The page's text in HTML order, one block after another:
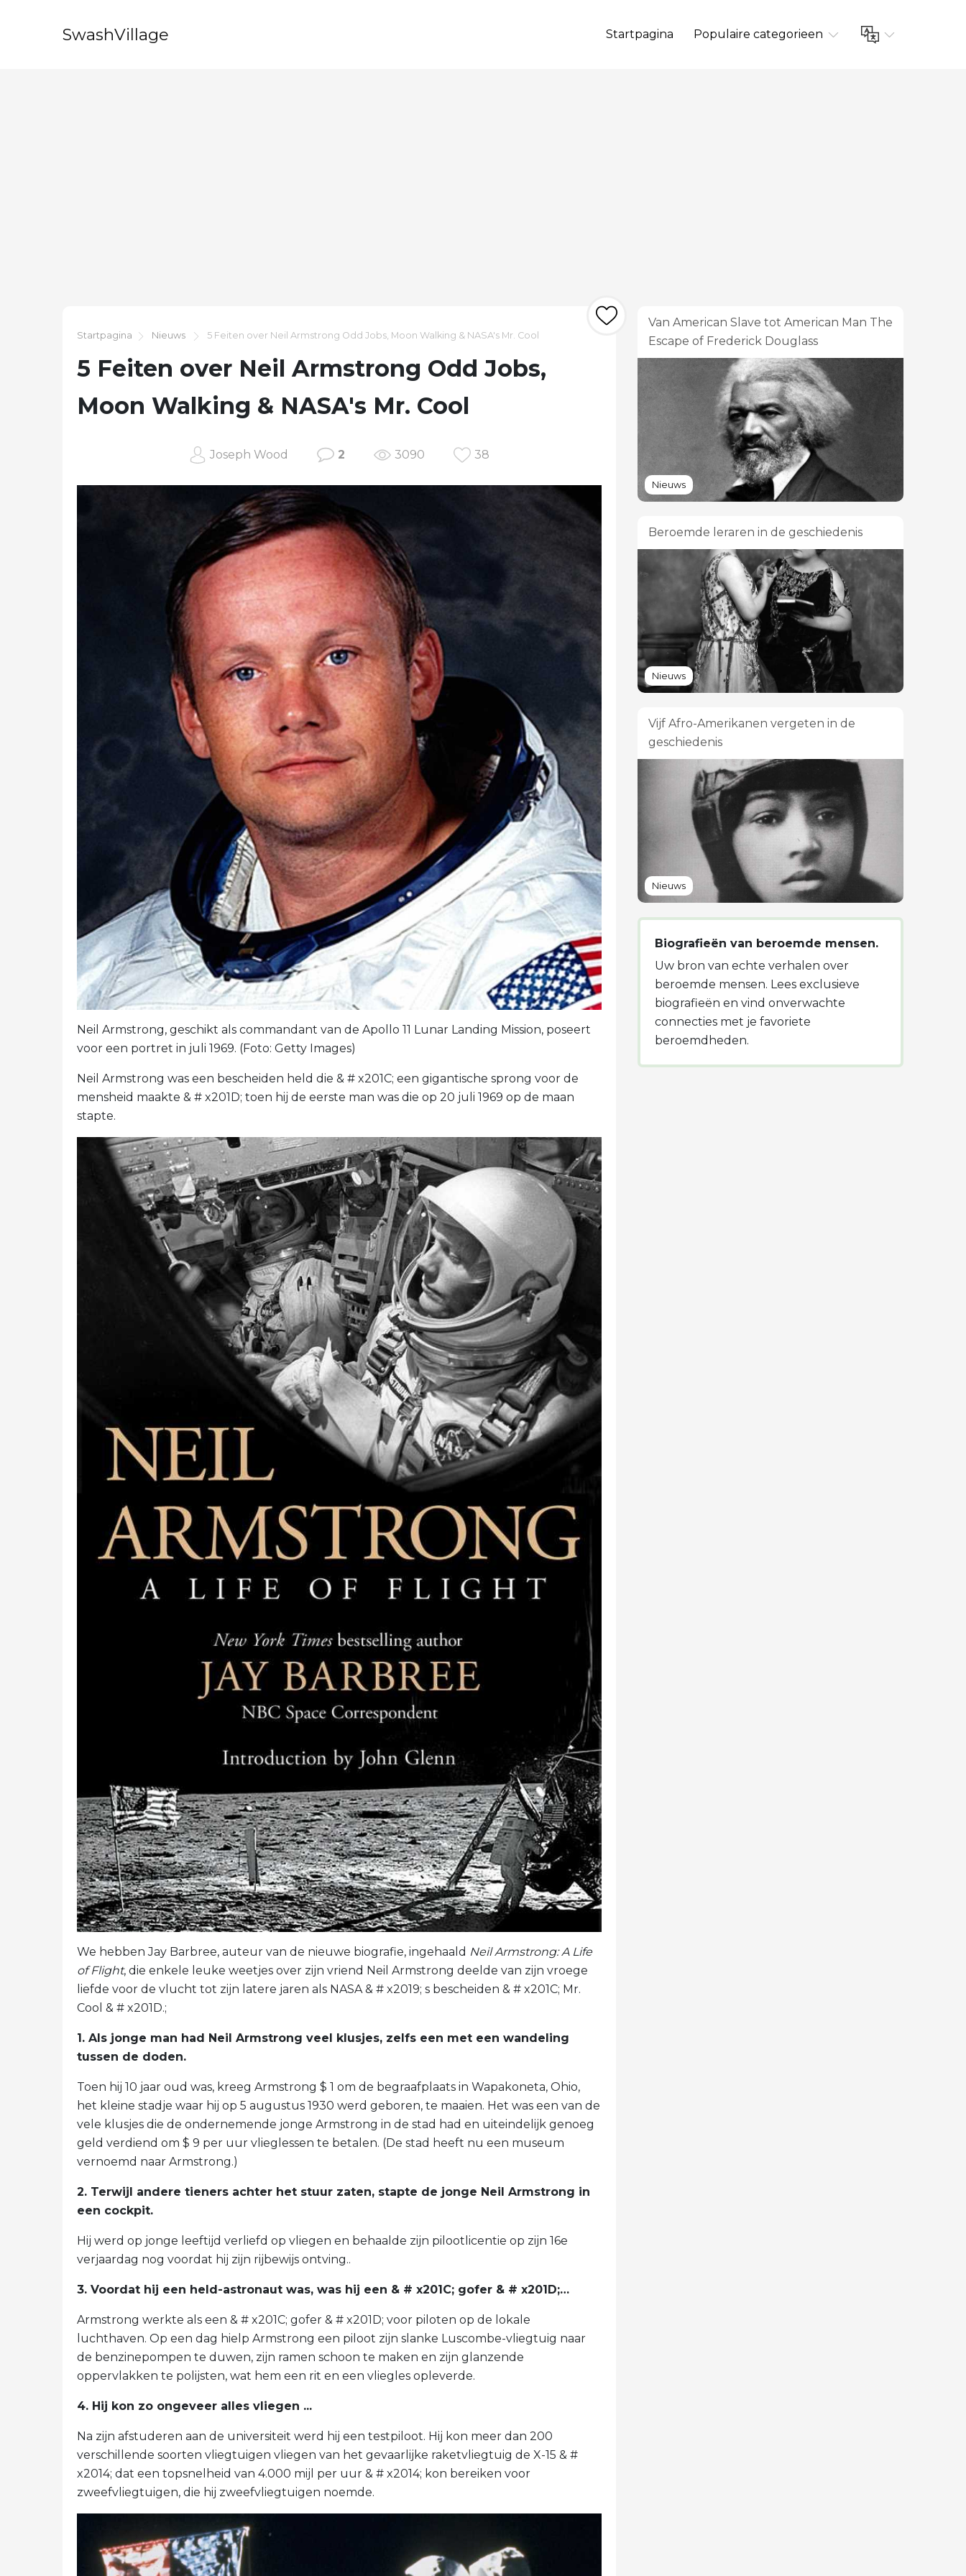
SwashVillage Startpagina Populaire categorieen
Startpagina Nieuws 5 Feiten over Neil Armstrong Odd Jobs, Moon Walking & NASA's Mr. Cool
5 Feiten over Neil Armstrong Odd Jobs,
Moon Walking & NASA's Mr. Cool
Joseph Wood 2 3090 38
Neil Armstrong, geschikt als commandant van de Apollo 11 Lunar Landing Mission, poseert
voor een portret in juli 1969. (Foto: Getty Images)
Neil Armstrong was een bescheiden held die & # x201C; een gigantische sprong voor de
mensheid maakte & # x201D; toen hij de eerste man was die op 20 juli 1969 op de maan
stapte.
We hebben Jay Barbree, auteur van de nieuwe biografie, ingehaald Neil Armstrong: A Life
of Flight, die enkele leuke weetjes over zijn vriend Neil Armstrong deelde van zijn vroege
liefde voor de vlucht tot zijn latere jaren als NASA & # x2019; s bescheiden & # x201C; Mr.
Cool & # x201D.;
1. Als jonge man had Neil Armstrong veel klusjes, zelfs een met een wandeling
tussen de doden.
Toen hij 10 jaar oud was, kreeg Armstrong $ 1 om de begraafplaats in Wapakoneta, Ohio,
het kleine stadje waar hij op 5 augustus 1930 werd geboren, te maaien. Het was een van de
vele klusjes die de ondernemende jonge Armstrong in de stad had en uiteindelijk genoeg
geld verdiend om $ 9 per uur vlieglessen te betalen. (De stad heeft nu een museum
vernoemd naar Armstrong.)
2. Terwijl andere tieners achter het stuur zaten, stapte de jonge Neil Armstrong in
een cockpit.
Hij werd op jonge leeftijd verliefd op vliegen en behaalde zijn pilootlicentie op zijn 16e
verjaardag nog voordat hij zijn rijbewijs ontving..
3. Voordat hij een held-astronaut was, was hij een & # x201C; gofer & # x201D;…
Armstrong werkte als een & # x201C; gofer & # x201D; voor piloten op de lokale
luchthaven. Op een dag hielp Armstrong een piloot zijn slanke Luscombe-vliegtuig naar
de benzinepompen te duwen, zijn ramen schoon te maken en zijn glanzende
oppervlakken te polijsten, wat hem een ​​rit en een vliegles opleverde.
4. Hij kon zo ongeveer alles vliegen ...
Na zijn afstuderen aan de universiteit werd hij een testpiloot. Hij kon meer dan 200
verschillende soorten vliegtuigen vliegen van het gevaarlijke raketvliegtuig de X-15 & #
x2014; dat een topsnelheid van 4.000 mijl per uur & # x2014; kon bereiken voor
zweefvliegtuigen, die hij zweefvliegtuigen noemde.
Van American Slave tot American Man The
Escape of Frederick Douglass
Nieuws
Beroemde leraren in de geschiedenis
Nieuws
Vijf Afro-Amerikanen vergeten in de
geschiedenis
Nieuws
Biografieën van beroemde mensen.
Uw bron van echte verhalen over
beroemde mensen. Lees exclusieve
biografieën en vind onverwachte
connecties met je favoriete
beroemdheden.